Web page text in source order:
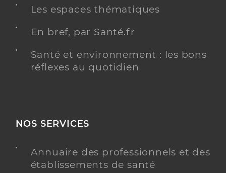
Les espaces thématiques
En bref, par Santé.fr
Santé et environnement : les bons
réflexes au quotidien
NOS SERVICES
Annuaire des professionnels et des
établissements de santé